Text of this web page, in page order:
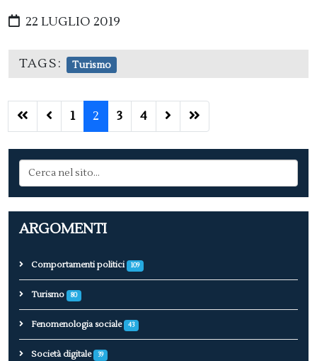
22 LUGLIO 2019
TAGS: Turismo
1 2 3 4
ARGOMENTI
Comportamenti politici 109
Turismo 80
Fenomenologia sociale 43
Società digitale 39